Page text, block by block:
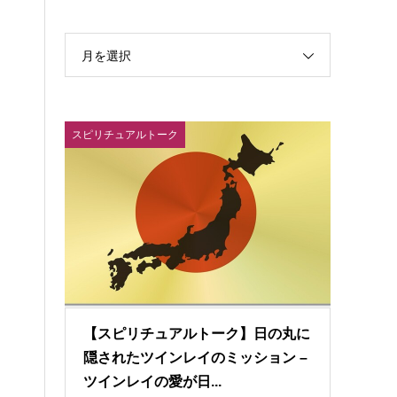
月を選択
スピリチュアルトーク
【スピリチュアルトーク】日の丸に
隠されたツインレイのミッション –
ツインレイの愛が日...